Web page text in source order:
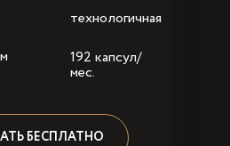
технологичная
192 капсул/
мес.
БЕСПЛАТНО